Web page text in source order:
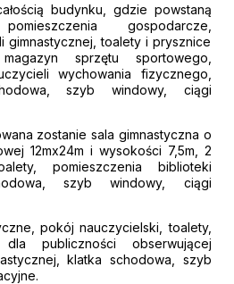
budynku, gdzie powstaną
gospodarcze,
gimnastycznej, toalety i prysznice
sprzętu sportowego,
wychowania fizycznego,
szyb windowy, ciągi
zostanie sala gimnastyczna o
12mx24m i wysokości 7,5m, 2
pomieszczenia biblioteki
szyb windowy, ciągi
pokój nauczycielski, toalety,
publiczności obserwującej
klatka schodowa, szyb